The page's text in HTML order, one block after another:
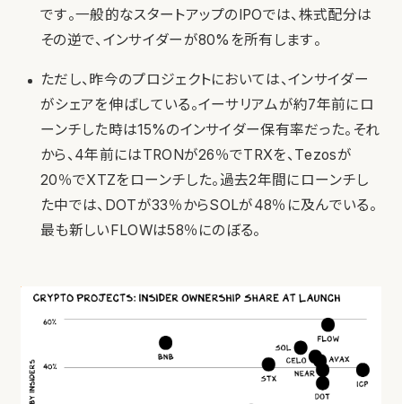
です。一般的なスタートアップのIPOでは、株式配分は
その逆で、インサイダーが80%を所有します。
ただし、昨今のプロジェクトにおいては、インサイダー
がシェアを伸ばしている。イーサリアムが約7年前にロ
ーンチした時は15%のインサイダー保有率だった。それ
から、4年前にはTRONが26％でTRXを、Tezosが
20％でXTZをローンチした。過去2年間にローンチし
た中では、DOTが33％からSOLが48％に及んでいる。
最も新しいFLOWは58％にのぼる。